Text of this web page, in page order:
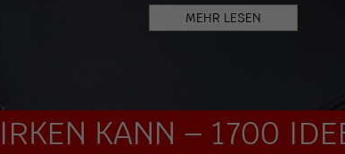
MEHR LESEN
KANN – 1700